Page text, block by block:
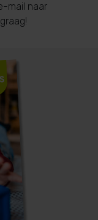
mail naar